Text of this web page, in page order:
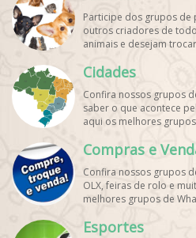
Participe dos grupos de
outros criadores de
animais e desejam
graça!
Cidades
Confira nossos grupos
saber o que acontece
aqui os melhores
Compras e
Confira nossos grupos
OLX, feiras de rolo e
melhores grupos de
Esportes